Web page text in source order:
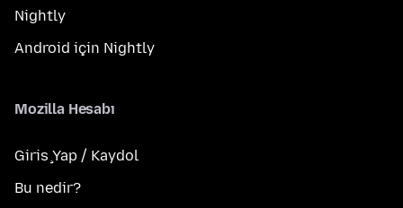
Nightly
Android için Nightly
Mozilla Hesabı
Giriş Yap / Kaydol
Bu nedir?